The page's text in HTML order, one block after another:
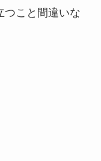
つこと間違いな